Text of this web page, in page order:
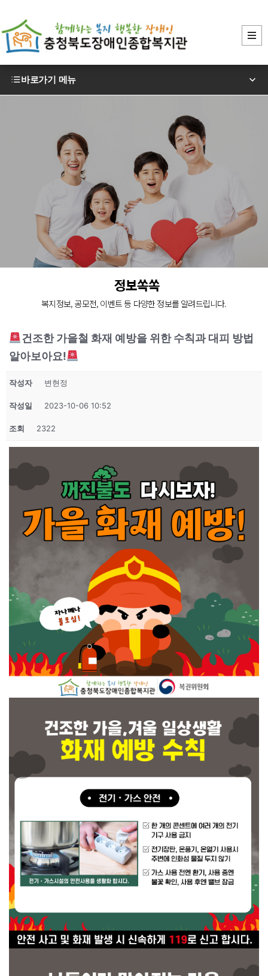
바로가기 메뉴
늘 한결같은 마음으로
장애인 재활과 지역사회의 복지증진을 위해
정보쏙쏙
복지정보, 공모전, 이벤트 등 다양한 정보를 알려드립니다.
건조한 가을철 화재 예방을 위한 수칙과 대피 방법
알아보아요!
작성자 변현정
작성일 2023-10-06 10:52
조회 2322